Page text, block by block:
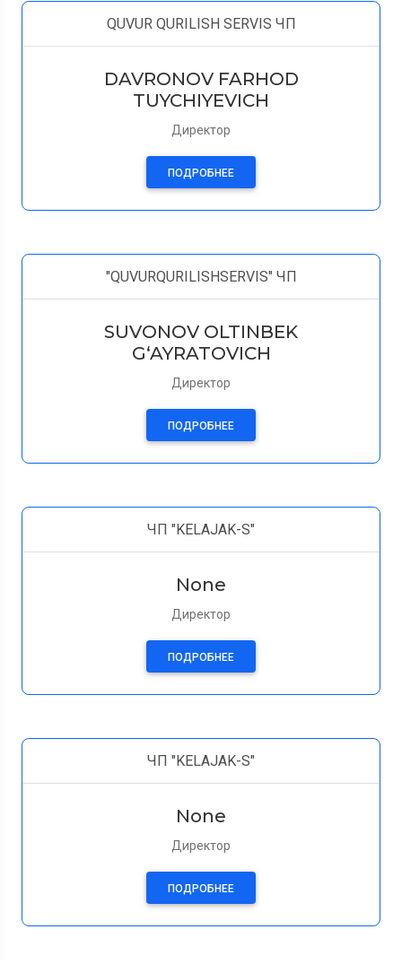
QUVUR QURILISH SERVIS ЧП
DAVRONOV FARHOD
TUYCHIYEVICH
Директор
ПОДРОБНЕЕ
"QUVURQURILISHSERVIS" ЧП
SUVONOV OLTINBEK
G‘AYRATOVICH
Директор
ПОДРОБНЕЕ
ЧП "KELAJAK-S"
None
Директор
ПОДРОБНЕЕ
ЧП "KELAJAK-S"
None
Директор
ПОДРОБНЕЕ